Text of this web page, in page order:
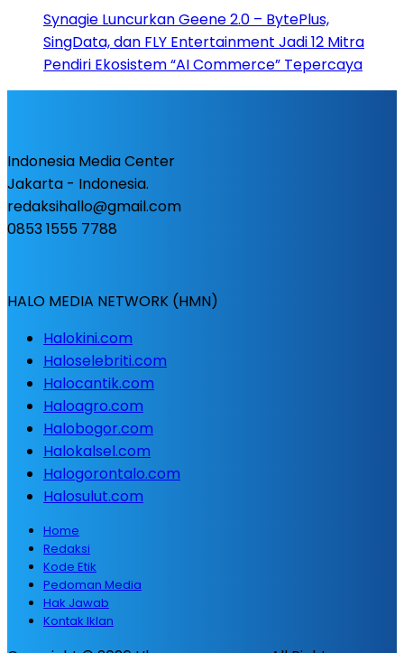
Synagie Luncurkan Geene 2.0 – BytePlus,
SingData, dan FLY Entertainment Jadi 12 Mitra
Pendiri Ekosistem “AI Commerce” Tepercaya
Indonesia Media Center
Jakarta - Indonesia.
redaksihallo@gmail.com
0853 1555 7788
HALO MEDIA NETWORK (HMN)
Halokini.com
Haloselebriti.com
Halocantik.com
Haloagro.com
Halobogor.com
Halokalsel.com
Halogorontalo.com
Halosulut.com
Home
Redaksi
Kode Etik
Pedoman Media
Hak Jawab
Kontak Iklan